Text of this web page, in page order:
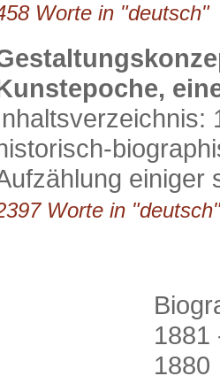
Worte in
einiger
Worte in
1881
1880